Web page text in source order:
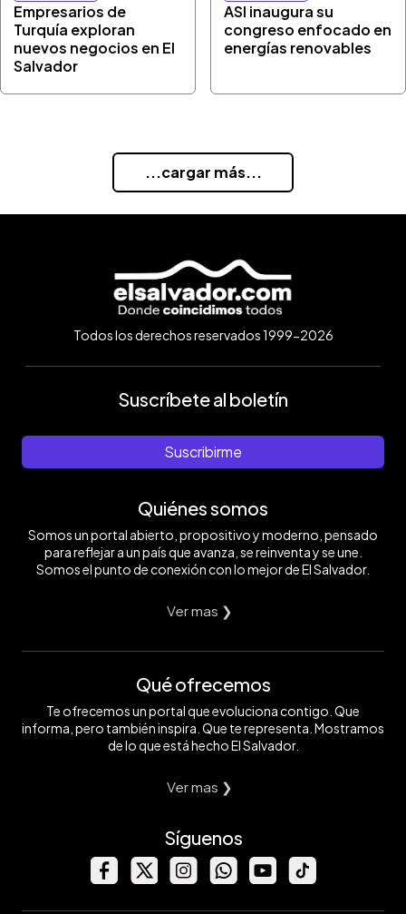
Empresarios de
Turquía exploran
nuevos negocios en El
Salvador
ASI inaugura su
congreso enfocado en
energías renovables
...cargar más...
Todos los derechos reservados 1999-2026
Suscríbete al boletín
Suscribirme
Quiénes somos
Somos un portal abierto, propositivo y moderno, pensado
para reflejar a un país que avanza, se reinventa y se une.
Somos el punto de conexión con lo mejor de El Salvador.
Ver mas ❯
Qué ofrecemos
Te ofrecemos un portal que evoluciona contigo. Que
informa, pero también inspira. Que te representa. Mostramos
de lo que está hecho El Salvador.
Ver mas ❯
Síguenos